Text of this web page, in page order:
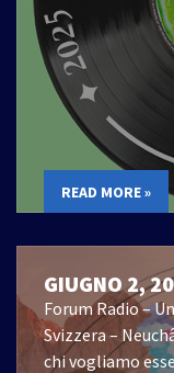
READ MORE »
GIUGNO 2,
Forum Radio –
Svizzera –
chi vogliamo